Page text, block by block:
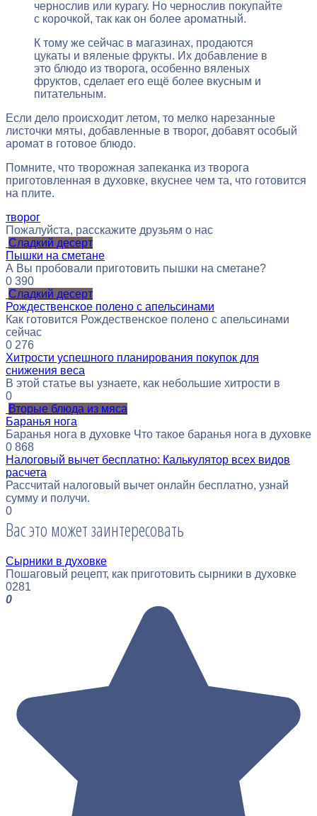
чернослив или курагу. Но чернослив покупайте
с корочкой, так как он более ароматный.
К тому же сейчас в магазинах, продаются
цукаты и вяленые фрукты. Их добавление в
это блюдо из творога, особенно вяленых
фруктов, сделает его ещё более вкусным и
питательным.
Если дело происходит летом, то мелко нарезанные
листочки мяты, добавленные в творог, добавят особый
аромат в готовое блюдо.
Помните, что творожная запеканка из творога
приготовленная в духовке, вкуснее чем та, что готовится
на плите.
творог
Пожалуйста, расскажите друзьям о нас
Сладкий десерт
Пышки на сметане
А Вы пробовали приготовить пышки на сметане?
0 390
Сладкий десерт
Рождественское полено с апельсинами
Как готовится Рождественское полено с апельсинами
сейчас
0 276
Хитрости успешного планирования покупок для
снижения веса
В этой статье вы узнаете, как небольшие хитрости в
0
Вторые блюда из мяса
Баранья нога
Баранья нога в духовке Что такое баранья нога в духовке
0 868
Налоговый вычет бесплатно: Калькулятор всех видов
расчета
Рассчитай налоговый вычет онлайн бесплатно, узнай
сумму и получи.
0
Вас это может заинтересовать
Сырники в духовке
Пошаговый рецепт, как приготовить сырники в духовке
0281
0